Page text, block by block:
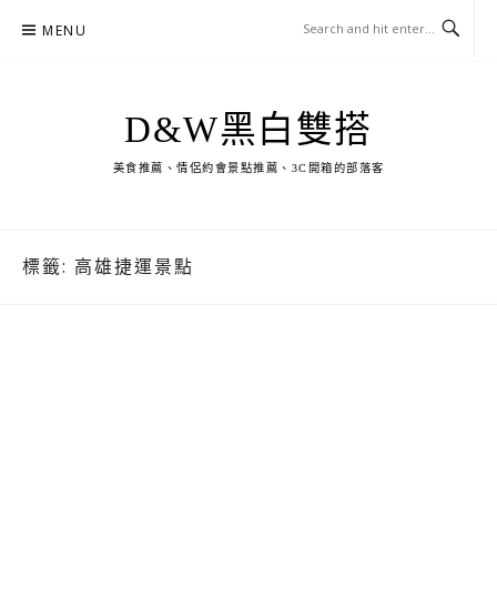
MENU
D&W黑白雙搭
美食推薦、情侶約會景點推薦、3C開箱的部落客
標籤: 高雄捷運景點